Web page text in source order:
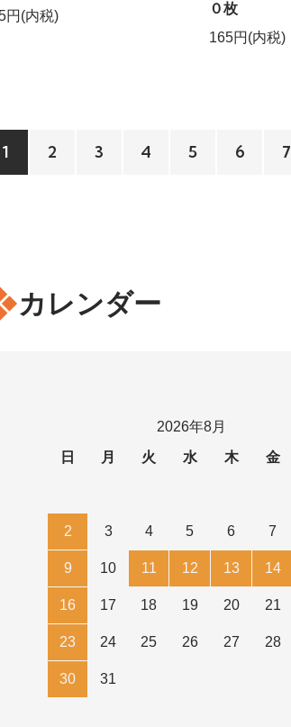
円(内税)
０枚
165円(内税)
1 2 3 4 5 6 7
カレンダー
2026年8月
日
月 火 水 木 金
2 3 4 5 6 7
9 10 11 12 13 14
16 17 18 19 20 21
23 24 25 26 27 28
30 31